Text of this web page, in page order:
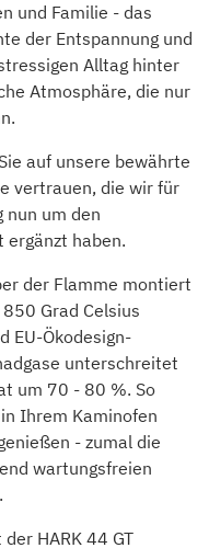
und Familie - das
der Entspannung und
Alltag hinter
Atmosphäre, die nur
auf unsere bewährte
vertrauen, die wir für
nun um den
haben.
der Flamme montiert
Grad Celsius
EU-Ökodesign-
unterschreitet
um 70 - 80 %. So
Ihrem Kaminofen
- zumal die
wartungsfreien
HARK 44 GT